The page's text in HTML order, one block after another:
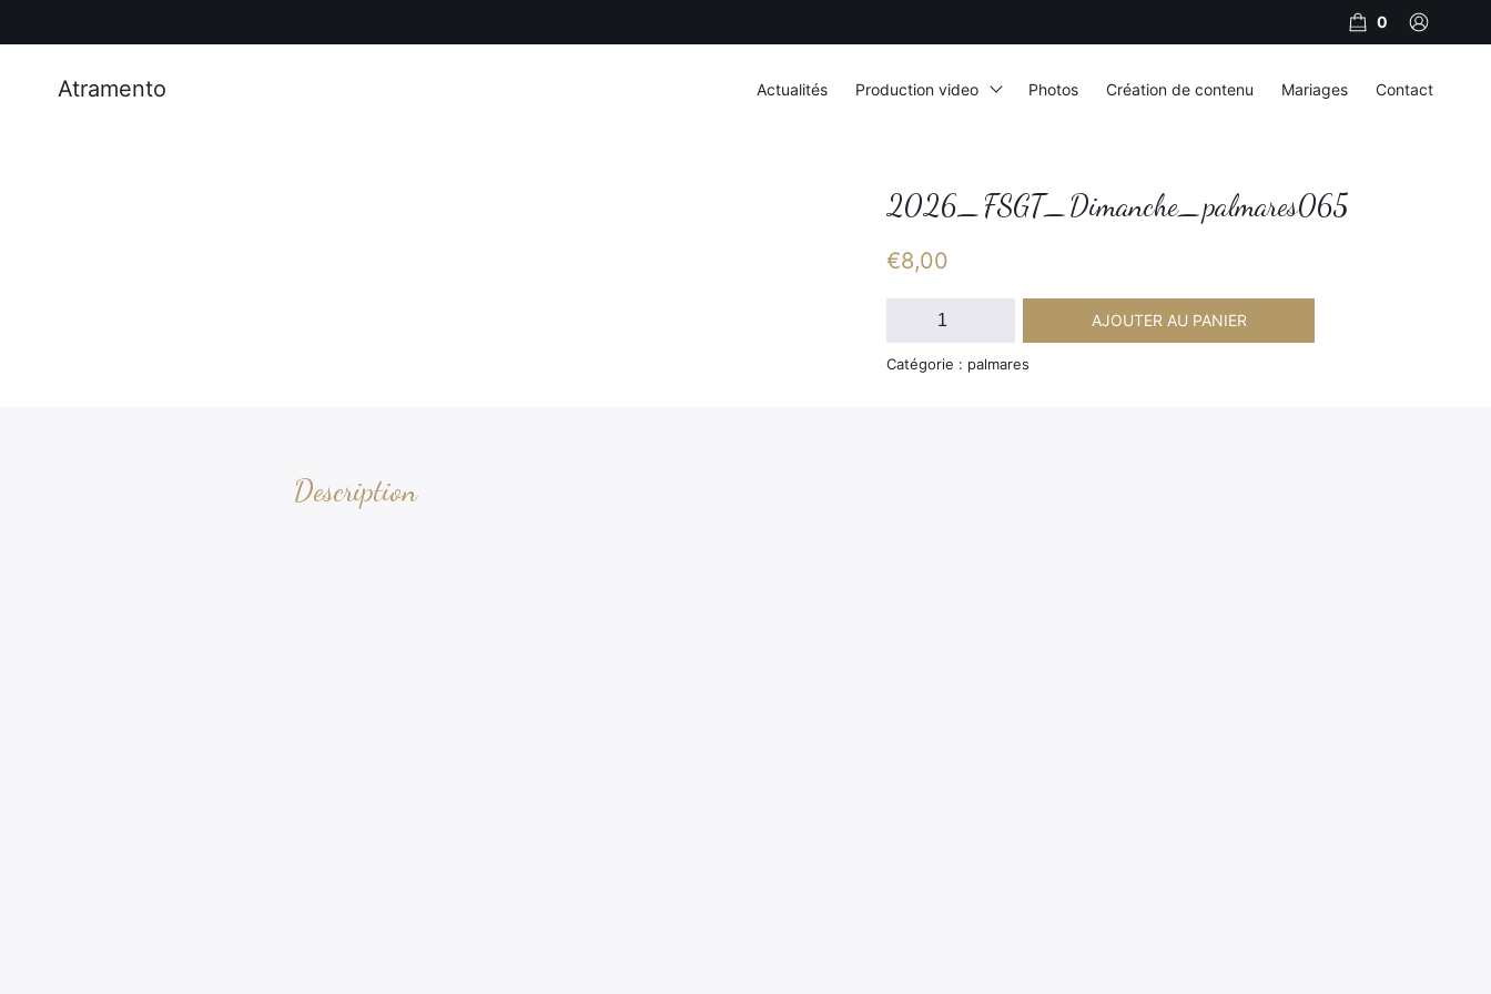
2026_FSGT_Dimanche_palmares065
€8,00
quantité
2026_FSGT_Dimanche_palmares065
AJOUTER AU PANIER
Catégorie : palmares
Description
0
Atramento Actualités Production video Photos Création de contenu Mariages Contact